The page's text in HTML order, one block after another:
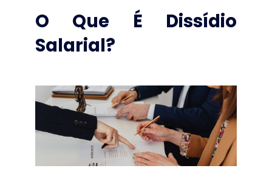
O Que É Dissídio
Salarial?